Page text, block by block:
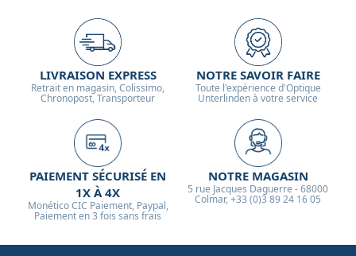
LIVRAISON EXPRESS
Retrait en magasin, Colissimo,
Chronopost, Transporteur
NOTRE SAVOIR FAIRE
Toute l'expérience d'Optique
Unterlinden à votre service
PAIEMENT SÉCURISÉ EN
1X À 4X
Monético CIC Paiement, Paypal,
Paiement en 3 fois sans frais
NOTRE MAGASIN
5 rue Jacques Daguerre - 68000
Colmar, +33 (0)3 89 24 16 05